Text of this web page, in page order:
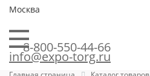
Москва
8-800-550-44-66
info@expo-torg.ru